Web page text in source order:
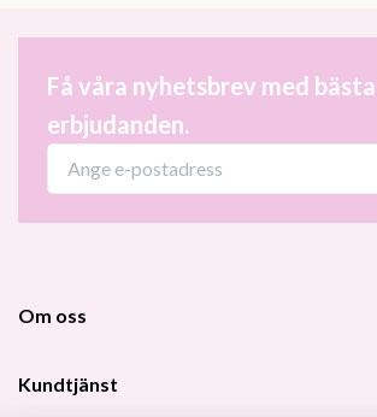
Få våra nyhetsbrev med
erbjudanden.
Om oss
Kundtjänst